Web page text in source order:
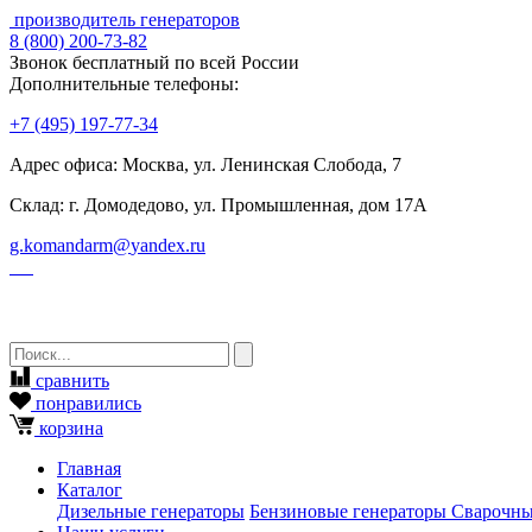
производитель генераторов
8 (800) 200-73-82
Звонок бесплатный по всей России
Дополнительные телефоны:
+7 (495) 197-77-34
Адрес офиса: Москва, ул. Ленинская Слобода, 7
Склад: г. Домодедово, ул. Промышленная, дом 17А
g.komandarm@yandex.ru
сравнить
понравились
корзина
Главная
Каталог
Дизельные генераторы Бензиновые генераторы